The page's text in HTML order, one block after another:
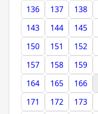
136
137 138
143
144 145
150
151 152
157
158 159
164
165 166
171
172 173